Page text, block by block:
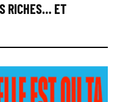
RICHES… ET